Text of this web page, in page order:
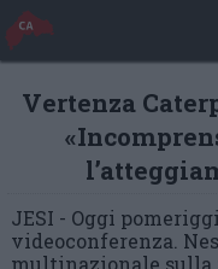
Vertenza
JESI - Oggi
videoconferenza.
multinazionale sulla